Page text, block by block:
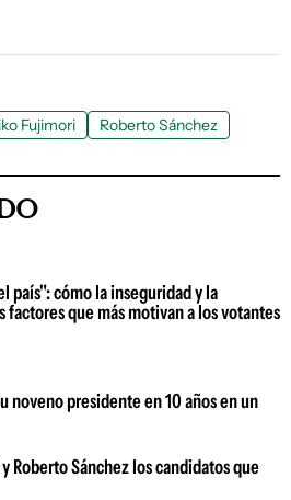
Fujimori Roberto Sánchez
país": cómo la inseguridad y la
que más motivan a los votantes
noveno presidente en 10 años en un
Roberto Sánchez los candidatos que